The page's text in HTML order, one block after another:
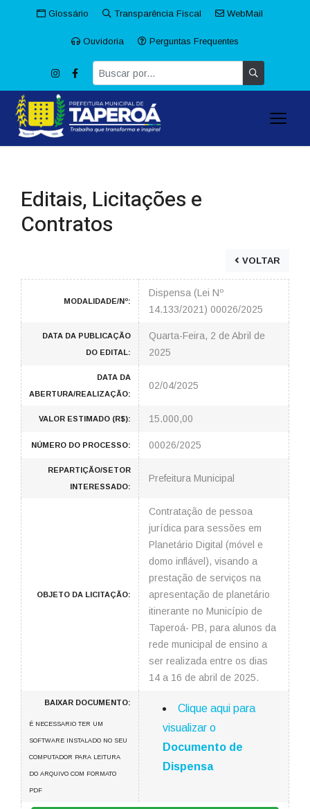
Glossário Transparência Fiscal WebMail
Ouvidoria Perguntas Frequentes
Editais, Licitações e
Contratos
VOLTAR
MODALIDADE/Nº:
Dispensa (Lei Nº
14.133/2021) 00026/2025
DATA DA PUBLICAÇÃO
DO EDITAL:
Quarta-Feira, 2 de Abril de
2025
DATA DA
ABERTURA/REALIZAÇÃO:
02/04/2025
VALOR ESTIMADO (R$): 15.000,00
NÚMERO DO PROCESSO: 00026/2025
REPARTIÇÃO/SETOR
INTERESSADO:
Prefeitura Municipal
OBJETO DA LICITAÇÃO:
Contratação de pessoa
jurídica para sessões em
Planetário Digital (móvel e
domo inflável), visando a
prestação de serviços na
apresentação de planetário
itinerante no Município de
Taperoá- PB, para alunos da
rede municipal de ensino a
ser realizada entre os dias
14 a 16 de abril de 2025.
BAIXAR DOCUMENTO:
É NECESSARIO TER UM
SOFTWARE INSTALADO NO SEU
COMPUTADOR PARA LEITURA
DO ARQUIVO COM FORMATO
PDF
Clique aqui para
visualizar o
Documento de
Dispensa